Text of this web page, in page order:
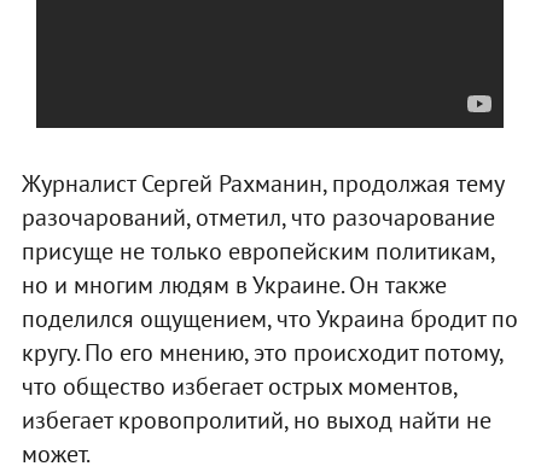
Журналист Сергей Рахманин, продолжая тему
разочарований, отметил, что разочарование
присуще не только европейским политикам,
но и многим людям в Украине. Он также
поделился ощущением, что Украина бродит по
кругу. По его мнению, это происходит потому,
что общество избегает острых моментов,
избегает кровопролитий, но выход найти не
может.